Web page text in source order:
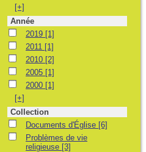
[+]
Année
2019 2019 [1]
2011 2011 [1]
2010 2010 [2]
2005 2005 [1]
2000 2000 [1]
[+]
Collection
Documents d'Église
Documents d'Église [6]
Problèmes de vie religieuse
Problèmes de vie
religieuse [3]